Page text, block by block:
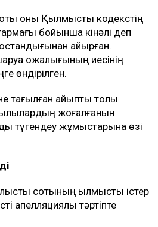
оны Қылмыстық кодекстің
бойынша кінәлі деп
айырған.
қожалығының иесінің
өндірілген.
тағылған айыпты толық
жоғалғанын
түгендеу жұмыстарына өзі
сотының қылмыстық істер
апелляциялық тәртіпте